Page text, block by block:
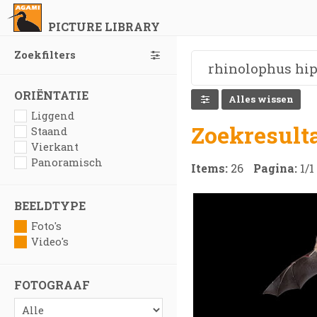
PICTURE LIBRARY
Zoekfilters
ORIËNTATIE
Liggend
Staand
Vierkant
Panoramisch
BEELDTYPE
Foto's
Video's
FOTOGRAAF
Alles wissen
Items: 26 Pagina: 1/1